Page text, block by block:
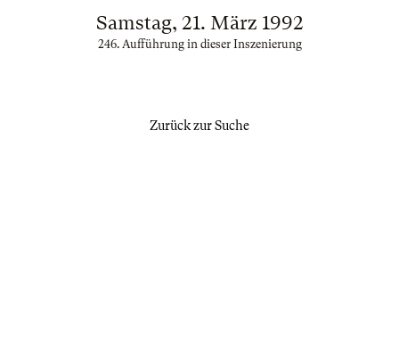
Samstag, 21. März 1992
246. Aufführung in dieser Inszenierung
Zurück zur Suche